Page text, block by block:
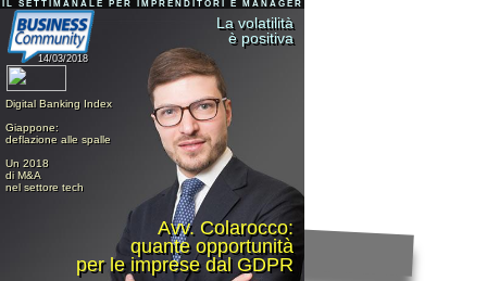
Avv. Colarocco:
quante opportunità
per le imprese dal GDPR
La volatilità
è positiva
Digital Banking Index
Giappone:
deflazione alle spalle
Un 2018
di M&A
nel settore tech
14/03/2018
IL SETTIMANALE PER IMPRENDITORI E MANAGER